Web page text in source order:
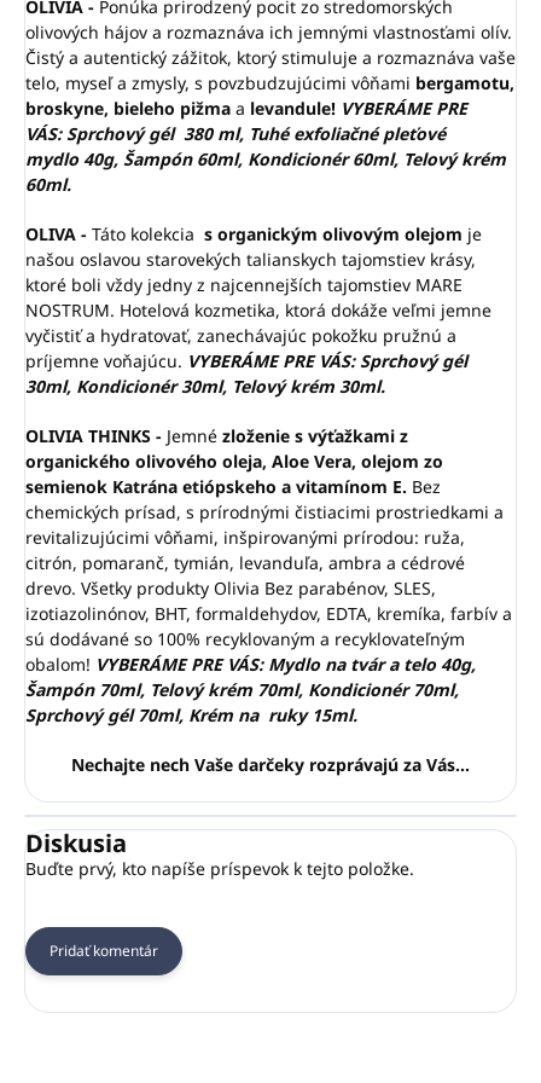
OLIVIA - Ponúka prirodzený pocit zo stredomorských
olivových hájov a rozmaznáva ich jemnými vlastnosťami olív.
Čistý a autentický zážitok, ktorý stimuluje a rozmaznáva vaše
telo, myseľ a zmysly, s povzbudzujúcimi vôňami bergamotu,
broskyne, bieleho pižma a levandule! VYBERÁME PRE
VÁS: Sprchový gél 380 ml, Tuhé exfoliačné pleťové
mydlo 40g, Šampón 60ml, Kondicionér 60ml, Telový krém
60ml.
OLIVA - Táto kolekcia s organickým olivovým olejom je
našou oslavou starovekých talianskych tajomstiev krásy,
ktoré boli vždy jedny z najcennejších tajomstiev MARE
NOSTRUM. Hotelová kozmetika, ktorá dokáže veľmi jemne
vyčistiť a hydratovať, zanechávajúc pokožku pružnú a
príjemne voňajúcu. VYBERÁME PRE VÁS: Sprchový gél
30ml, Kondicionér 30ml, Telový krém 30ml.
OLIVIA THINKS - Jemné zloženie s výťažkami z
organického olivového oleja, Aloe Vera, olejom zo
semienok Katrána etiópskeho a vitamínom E. Bez
chemických prísad, s prírodnými čistiacimi prostriedkami a
revitalizujúcimi vôňami, inšpirovanými prírodou: ruža,
citrón, pomaranč, tymián, levanduľa, ambra a cédrové
drevo. Všetky produkty Olivia Bez parabénov, SLES,
izotiazolinónov, BHT, formaldehydov, EDTA, kremíka, farbív a
sú dodávané so 100% recyklovaným a recyklovateľným
obalom! VYBERÁME PRE VÁS: Mydlo na tvár a telo 40g,
Šampón 70ml, Telový krém 70ml, Kondicionér 70ml,
Sprchový gél 70ml, Krém na ruky 15ml.
Nechajte nech Vaše darčeky rozprávajú za Vás...
Diskusia
Buďte prvý, kto napíše príspevok k tejto položke.
Pridať komentár